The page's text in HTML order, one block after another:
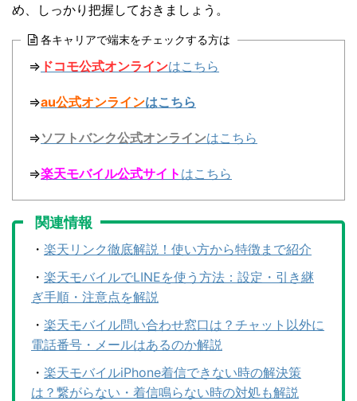
め、しっかり把握しておきましょう。
各キャリアで端末をチェックする方は
⇒ ドコモ公式オンラインはこちら
⇒au公式オンラインはこちら
⇒ソフトバンク公式オンラインはこちら
⇒楽天モバイル公式サイト はこちら
関連情報
・ 楽天リンク徹底解説！使い方から特徴まで紹介
・ 楽天モバイルでLINEを使う方法：設定・引き継
ぎ手順・注意点を解説
・ 楽天モバイル問い合わせ窓口は？チャット以外に
電話番号・メールはあるのか解説
・ 楽天モバイルiPhone着信できない時の解決策
は？繋がらない・着信鳴らない時の対処も解説